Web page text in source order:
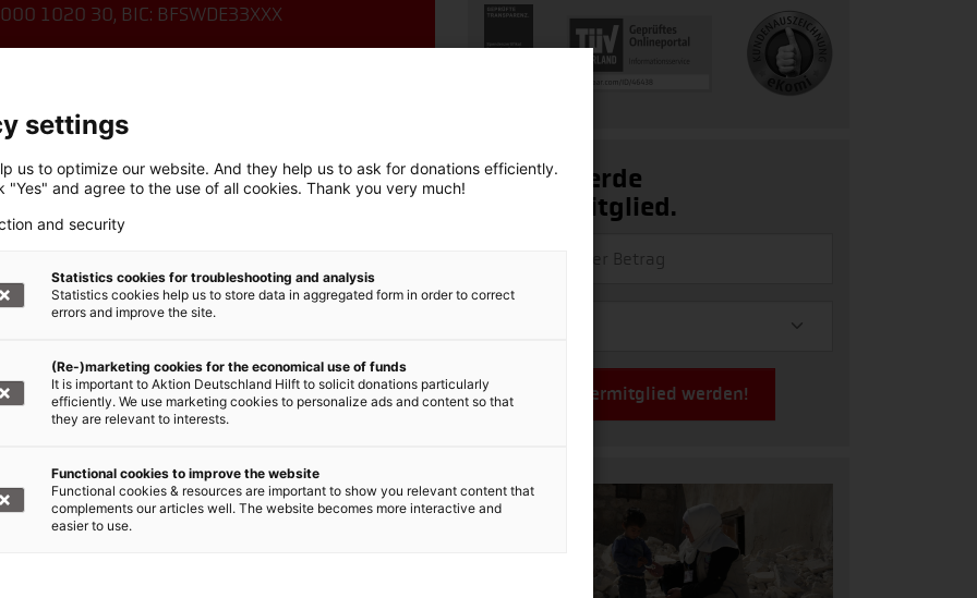
1020 30, BIC: BFSWDE33XXX
spenden!
Erdbeben
Naturkatastrophen. Wie und wo Erdbeben
entstehen und wie sich Menschen vor
einem Beben schützen können, erfahren
Ja, ich werde
Fördermitglied.
Jetzt Fördermitglied werden!
settings
us to optimize our website. And they help us to ask for donations efficiently.
"Yes" and agree to the use of all cookies. Thank you very much!
and security
Statistics cookies for troubleshooting and analysis
Statistics cookies help us to store data in aggregated form in order to correct
errors and improve the site.
(Re-)marketing cookies for the economical use of funds
It is important to Aktion Deutschland Hilft to solicit donations particularly
efficiently. We use marketing cookies to personalize ads and content so that
they are relevant to interests.
Functional cookies to improve the website
Functional cookies & resources are important to show you relevant content that
complements our articles well. The website becomes more interactive and
easier to use.